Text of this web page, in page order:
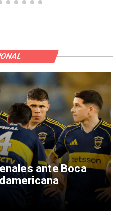
ante Boca